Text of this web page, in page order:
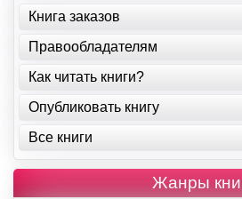
Книга заказов
Правообладателям
Как читать книги?
Опубликовать книгу
Все книги
Жанры